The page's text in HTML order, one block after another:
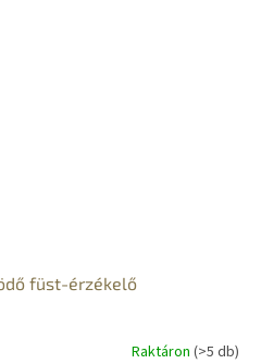
füst-érzékelő
Raktáron (>5 db)